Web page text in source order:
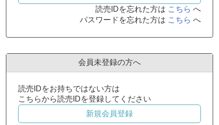
読売IDを忘れた方は こちら へ
パスワードを忘れた方は こちら へ
会員未登録の方へ
読売IDをお持ちではない方は
こちらから読売IDを登録してください